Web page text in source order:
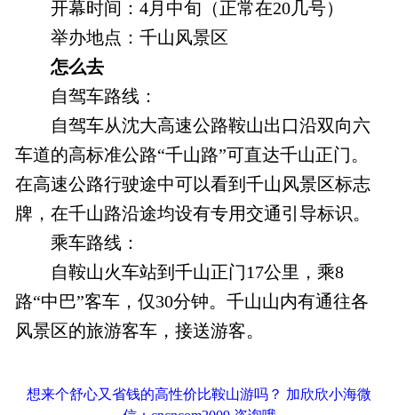
开幕时间：4月中旬（正常在20几号）
举办地点：千山风景区
怎么去
自驾车路线：
自驾车从沈大高速公路鞍山出口沿双向六
车道的高标准公路“千山路”可直达千山正门。
在高速公路行驶途中可以看到千山风景区标志
牌，在千山路沿途均设有专用交通引导标识。
乘车路线：
自鞍山火车站到千山正门17公里，乘8
路“中巴”客车，仅30分钟。千山山内有通往各
风景区的旅游客车，接送游客。
想来个舒心又省钱的高性价比鞍山游吗？ 加欣欣小海微